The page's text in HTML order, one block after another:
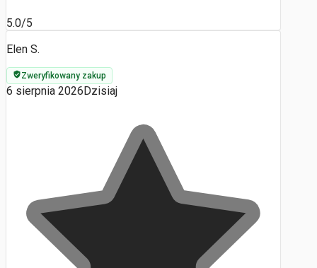
5.0/5
Elen S.
Zweryfikowany zakup
6 sierpnia 2026Dzisiaj